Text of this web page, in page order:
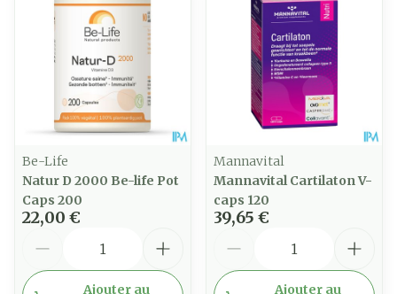
Be-Life
Natur D 2000 Be-life Pot
Caps 200
22,00 €
Ajouter au
Mannavital
Mannavital Cartilaton V-
caps 120
39,65 €
Ajouter au